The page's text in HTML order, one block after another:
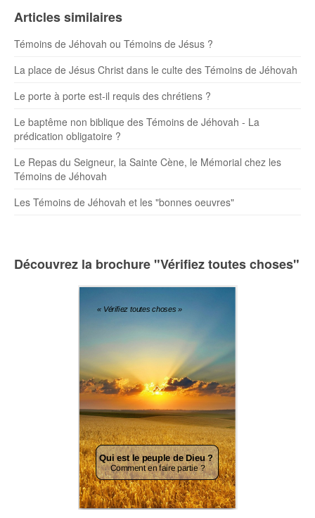
Articles similaires
Témoins de Jéhovah ou Témoins de Jésus ?
La place de Jésus Christ dans le culte des Témoins de Jéhovah
Le porte à porte est-il requis des chrétiens ?
Le baptême non biblique des Témoins de Jéhovah - La
prédication obligatoire ?
Le Repas du Seigneur, la Sainte Cène, le Mémorial chez les
Témoins de Jéhovah
Les Témoins de Jéhovah et les "bonnes oeuvres"
Découvrez la brochure "Vérifiez toutes choses"